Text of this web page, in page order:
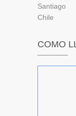
Santiago
Chile
COMO